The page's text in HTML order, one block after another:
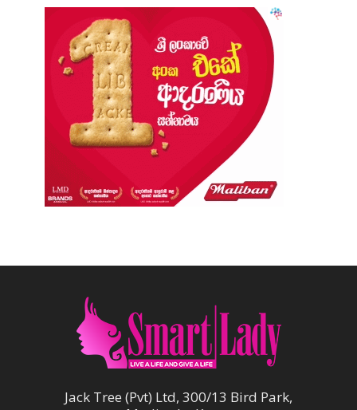
Jack Tree (Pvt) Ltd, 300/13 Bird Park,